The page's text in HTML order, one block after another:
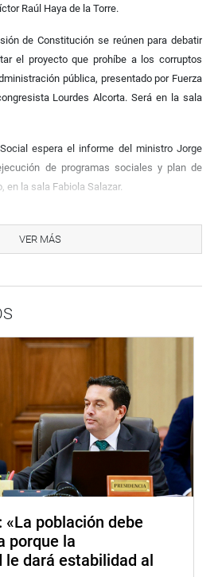
Raúl Haya de la Torre.
de Constitución se reúnen para debatir
el proyecto que prohíbe a los corruptos
pública, presentado por Fuerza
Lourdes Alcorta. Será en la sala
espera el informe del ministro Jorge
de programas sociales y plan de
en la sala Fabiola Salazar.
Nacional de Financiamiento de la Actividad
Miguel Macara Chvili. Igualmente se
Problema Nacional”. A la misma hora, la
debate proyectos de ley como el
regula el estacionamiento vehicular,
el servicio brindado efectivamente.
del Consejo Directivo de OSIPTEL,
tratar el procedimiento de atención de
en el servicio de cable, en el
la actualización de la ley orgánica de
Bedoya Reyes.
VER MÁS
«La población debe
porque la
le dará estabilidad al